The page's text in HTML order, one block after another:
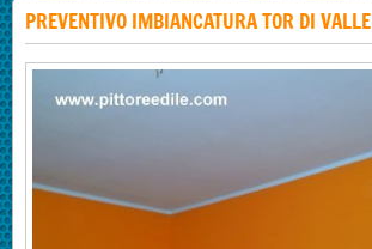
PREVENTIVO IMBIANCATURA TOR DI VALLE